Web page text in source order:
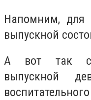
Напомним, для
выпускной
А вот так
выпускной